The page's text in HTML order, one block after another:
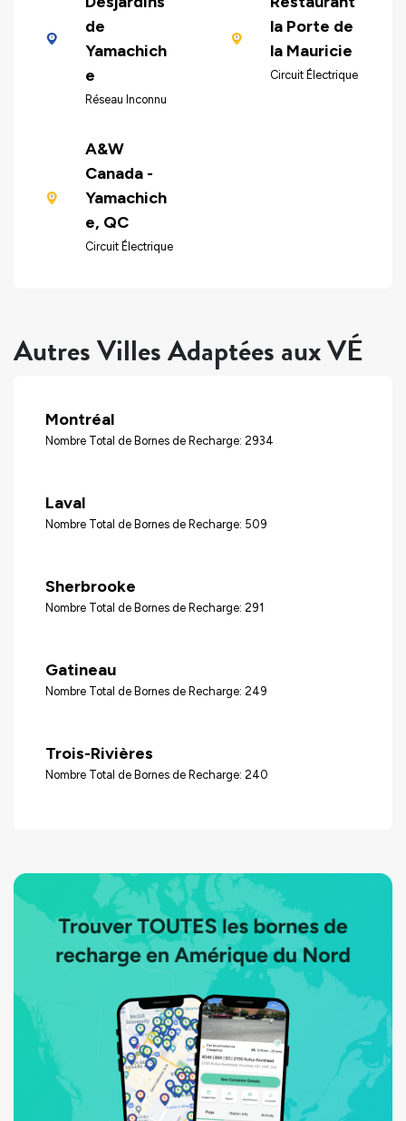
de
Yamachich
e
Réseau Inconnu
la Porte de
la Mauricie
Circuit Électrique
A&W
Canada -
Yamachich
e, QC
Circuit Électrique
Autres Villes Adaptées aux VÉ
Montréal
Nombre Total de Bornes de Recharge: 2934
Laval
Nombre Total de Bornes de Recharge: 509
Sherbrooke
Nombre Total de Bornes de Recharge: 291
Gatineau
Nombre Total de Bornes de Recharge: 249
Trois-Rivières
Nombre Total de Bornes de Recharge: 240